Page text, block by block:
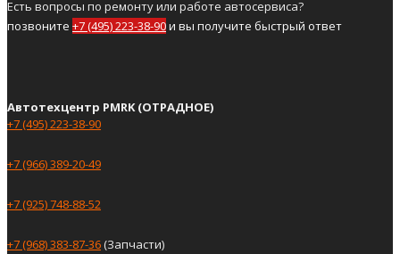
Есть вопросы по ремонту или работе автосервиса?
позвоните +7 (495) 223-38-90и вы получите быстрый ответ
Автотехцентр PMRK (ОТРАДНОЕ)
+7 (495) 223-38-90
+7 (966) 389-20-49
+7 (925) 748-88-52
+7 (968) 383-87-36(Запчасти)